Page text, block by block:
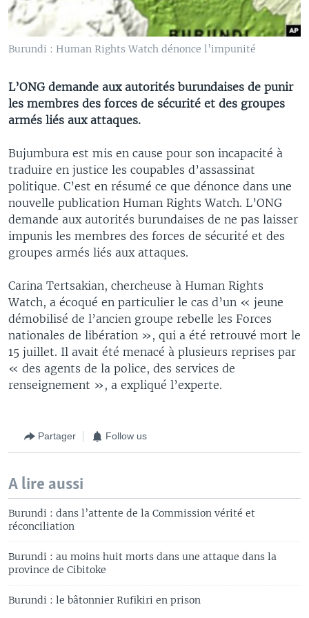
Burundi : Human Rights Watch dénonce l’impunité
L’ONG demande aux autorités burundaises de punir
les membres des forces de sécurité et des groupes
armés liés aux attaques.
Bujumbura est mis en cause pour son incapacité à
traduire en justice les coupables d’assassinat
politique. C’est en résumé ce que dénonce dans une
nouvelle publication Human Rights Watch. L’ONG
demande aux autorités burundaises de ne pas laisser
impunis les membres des forces de sécurité et des
groupes armés liés aux attaques.
Carina Tertsakian, chercheuse à Human Rights
Watch, a écoqué en particulier le cas d’un « jeune
démobilisé de l’ancien groupe rebelle les Forces
nationales de libération », qui a été retrouvé mort le
15 juillet. Il avait été menacé à plusieurs reprises par
« des agents de la police, des services de
renseignement », a expliqué l’experte.
Partager Follow us
A lire aussi
Burundi : dans l’attente de la Commission vérité et
réconciliation
Burundi : au moins huit morts dans une attaque dans la
province de Cibitoke
Burundi : le bâtonnier Rufikiri en prison